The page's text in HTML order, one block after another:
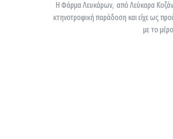
Η Φάρμα Λευκάρων, από Λεύκαρα
κτηνοτροφική παράδοση και είχε ως
με το